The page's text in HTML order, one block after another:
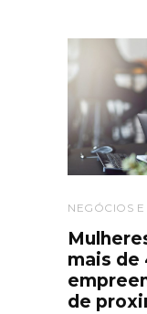
NEGÓCIOS
mais de
de